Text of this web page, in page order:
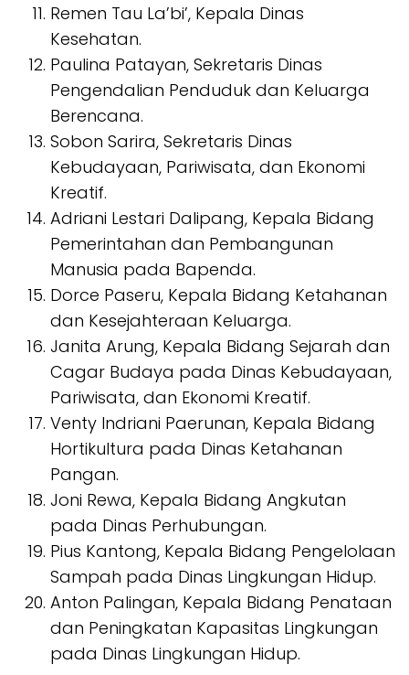
Remen Tau La’bi’, Kepala Dinas
Kesehatan.
Paulina Patayan, Sekretaris Dinas
Pengendalian Penduduk dan Keluarga
Berencana.
Sobon Sarira, Sekretaris Dinas
Kebudayaan, Pariwisata, dan Ekonomi
Kreatif.
Adriani Lestari Dalipang, Kepala Bidang
Pemerintahan dan Pembangunan
Manusia pada Bapenda.
Dorce Paseru, Kepala Bidang Ketahanan
dan Kesejahteraan Keluarga.
Janita Arung, Kepala Bidang Sejarah dan
Cagar Budaya pada Dinas Kebudayaan,
Pariwisata, dan Ekonomi Kreatif.
Venty Indriani Paerunan, Kepala Bidang
Hortikultura pada Dinas Ketahanan
Pangan.
Joni Rewa, Kepala Bidang Angkutan
pada Dinas Perhubungan.
Pius Kantong, Kepala Bidang Pengelolaan
Sampah pada Dinas Lingkungan Hidup.
Anton Palingan, Kepala Bidang Penataan
dan Peningkatan Kapasitas Lingkungan
pada Dinas Lingkungan Hidup.